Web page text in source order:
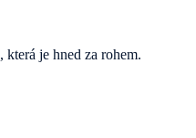
, která je hned za rohem.